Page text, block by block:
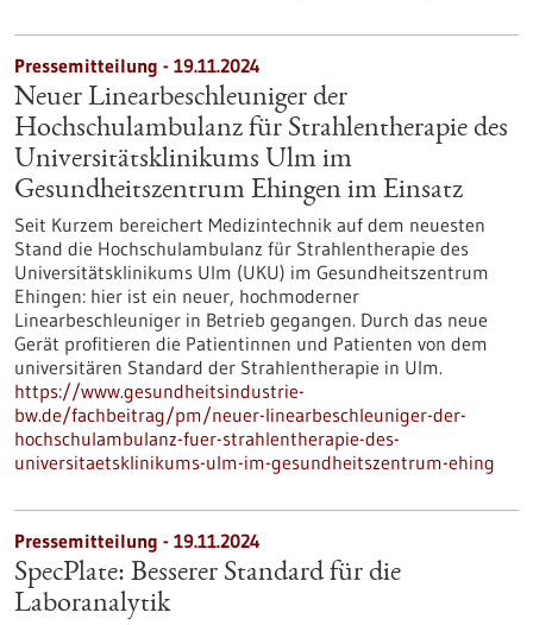
Pressemitteilung - 19.11.2024
Neuer Linearbeschleuniger der
Hochschulambulanz für Strahlentherapie des
Universitätsklinikums Ulm im
Gesundheitszentrum Ehingen im Einsatz
Seit Kurzem bereichert Medizintechnik auf dem neuesten
Stand die Hochschulambulanz für Strahlentherapie des
Universitätsklinikums Ulm (UKU) im Gesundheitszentrum
Ehingen: hier ist ein neuer, hochmoderner
Linearbeschleuniger in Betrieb gegangen. Durch das neue
Gerät profitieren die Patientinnen und Patienten von dem
universitären Standard der Strahlentherapie in Ulm.
https://www.gesundheitsindustrie-
bw.de/fachbeitrag/pm/neuer-linearbeschleuniger-der-
hochschulambulanz-fuer-strahlentherapie-des-
universitaetsklinikums-ulm-im-gesundheitszentrum-ehing
Pressemitteilung - 19.11.2024
SpecPlate: Besserer Standard für die
Laboranalytik